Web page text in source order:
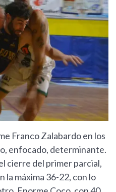
Franco Zalabardo en los
enfocado, determinante.
cierre del primer parcial,
la máxima 36-22, con lo